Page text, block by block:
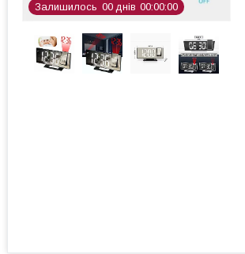
Залишилось 00 днів 00 00 00